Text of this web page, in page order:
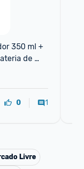
350 ml +
de
0 1
Livre